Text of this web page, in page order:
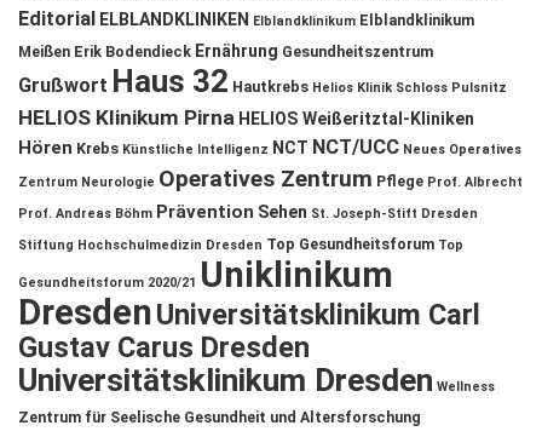
Editorial ELBLANDKLINIKEN Elblandklinikum Elblandklinikum
Meißen Erik Bodendieck Ernährung Gesundheitszentrum
Grußwort Haus 32 Hautkrebs Helios Klinik Schloss Pulsnitz
HELIOS Klinikum Pirna HELIOS Weißeritztal-Kliniken
Hören Krebs Künstliche Intelligenz NCT NCT/UCC Neues Operatives
Zentrum Neurologie Operatives Zentrum Pflege Prof. Albrecht
Prof. Andreas Böhm Prävention Sehen St. Joseph-Stift Dresden
Stiftung Hochschulmedizin Dresden Top Gesundheitsforum Top
Gesundheitsforum 2020/21 Uniklinikum
DresdenUniversitätsklinikum Carl
Gustav Carus Dresden
Universitätsklinikum Dresden Wellness
Zentrum für Seelische Gesundheit und Altersforschung